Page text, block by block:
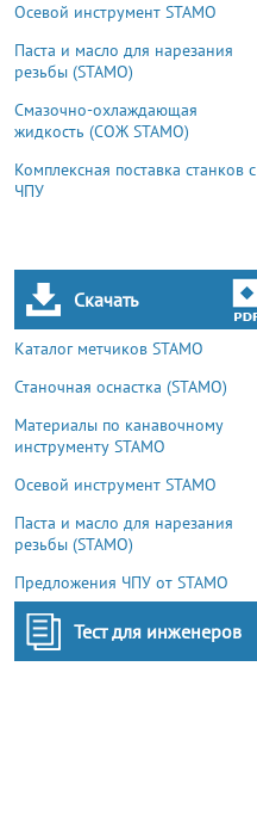
Осевой инструмент STAMO
Паста и масло для нарезания
резьбы (STAMO)
Смазочно-охлаждающая
жидкость (СОЖ STAMO)
Комплексная поставка станков с
ЧПУ
Скачать
Каталог метчиков STAMO
Станочная оснастка (STAMO)
Материалы по канавочному
инструменту STAMO
Осевой инструмент STAMO
Паста и масло для нарезания
резьбы (STAMO)
Предложения ЧПУ от STAMO
Тест для инженеров